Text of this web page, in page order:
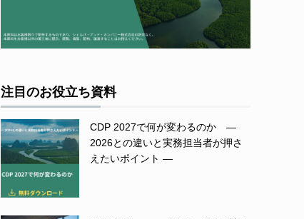
注目のお役立ち資料
CDP 2027で何が変わるのか ―
2026との違いと実務担当者が押さ
えたいポイント ―